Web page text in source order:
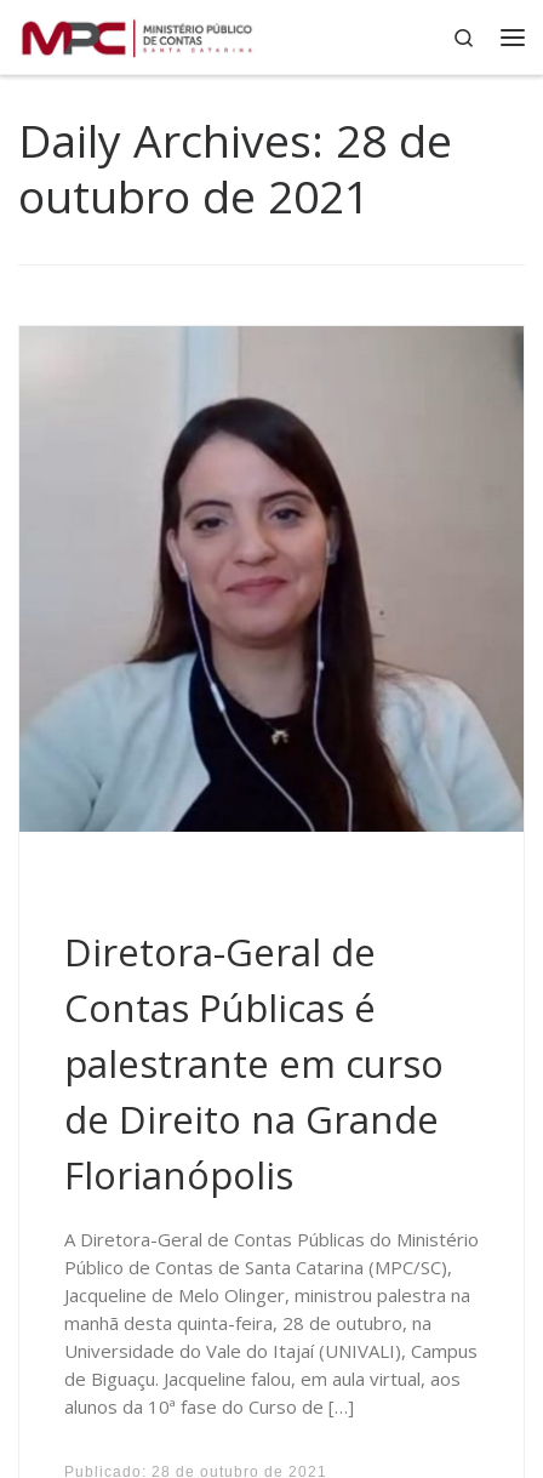
Skip to content
Search
Daily Archives: 28 de
outubro de 2021
Diretora-Geral de
Contas Públicas é
palestrante em curso
de Direito na Grande
Florianópolis
A Diretora-Geral de Contas Públicas do Ministério
Público de Contas de Santa Catarina (MPC/SC),
Jacqueline de Melo Olinger, ministrou palestra na
manhã desta quinta-feira, 28 de outubro, na
Universidade do Vale do Itajaí (UNIVALI), Campus
de Biguaçu. Jacqueline falou, em aula virtual, aos
alunos da 10ª fase do Curso de […]
Publicado: 28 de outubro de 2021